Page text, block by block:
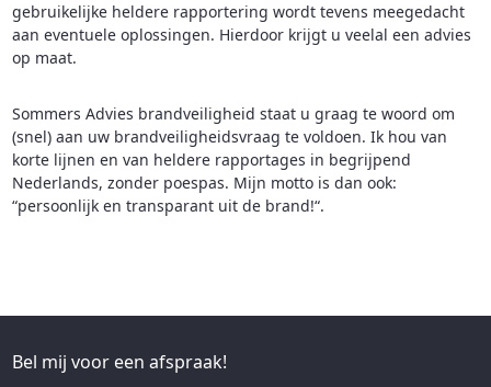
gebruikelijke heldere rapportering wordt tevens meegedacht
aan eventuele oplossingen. Hierdoor krijgt u veelal een advies
op maat.
Sommers Advies brandveiligheid staat u graag te woord om
(snel) aan uw brandveiligheidsvraag te voldoen. Ik hou van
korte lijnen en van heldere rapportages in begrijpend
Nederlands, zonder poespas. Mijn motto is dan ook:
“persoonlijk en transparant uit de brand!“.
Bel mij voor een afspraak!